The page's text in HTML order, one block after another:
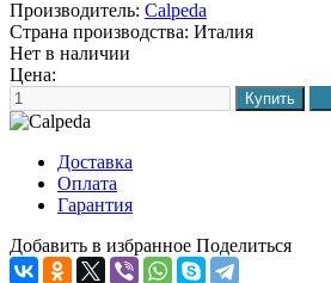
Производитель: Calpeda
Страна производства: Италия
Нет в наличии
Цена:
Доставка
Оплата
Гарантия
Добавить в избранное Поделиться